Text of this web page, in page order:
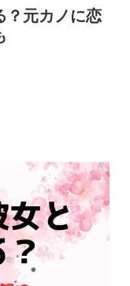
？元カノに恋